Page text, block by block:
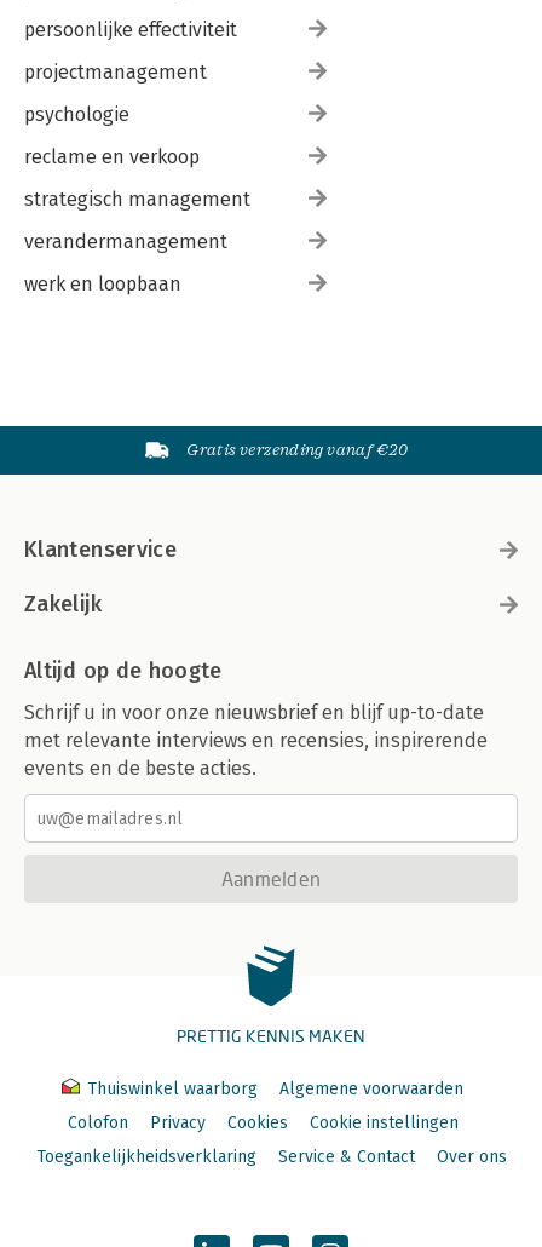
persoonlijke effectiviteit
projectmanagement
psychologie
reclame en verkoop
strategisch management
verandermanagement
werk en loopbaan
Gratis verzending vanaf €20
Klantenservice
Zakelijk
Altijd op de hoogte
Schrijf u in voor onze nieuwsbrief en blijf up-to-date
met relevante interviews en recensies, inspirerende
events en de beste acties.
Aanmelden
PRETTIG KENNIS MAKEN
Thuiswinkel waarborg
Algemene voorwaarden
Colofon
Privacy Cookies
Cookie instellingen
Toegankelijkheidsverklaring
Service & Contact Over ons